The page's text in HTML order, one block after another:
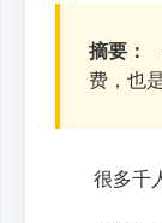
摘要：
费，也
很多千人